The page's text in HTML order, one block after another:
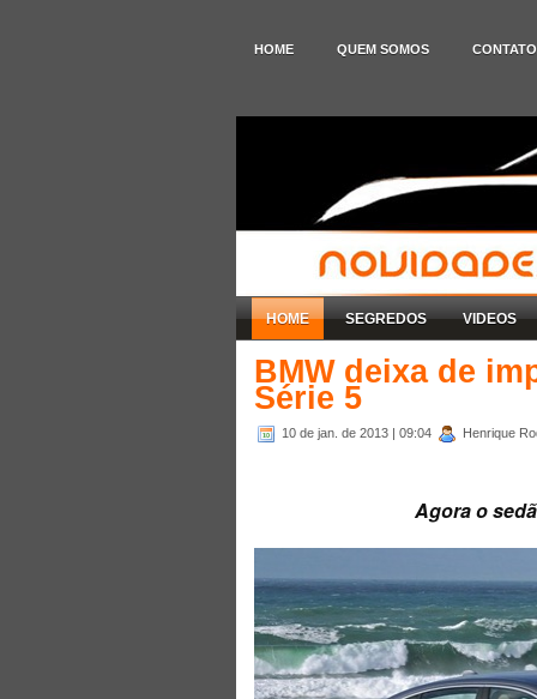
HOME QUEM SOMOS CONTATO
HOME SEGREDOS VIDEOS
BMW deixa de
Série 5
10 de jan. de 2013 | 09:04 Henrique
Agora o